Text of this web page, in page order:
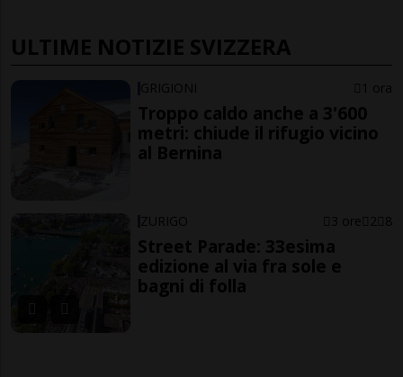
ULTIME NOTIZIE SVIZZERA
GRIGIONI 1 ora
Troppo caldo anche a 3'600
metri: chiude il rifugio vicino
al Bernina
ZURIGO 3 ore 2 8
Street Parade: 33esima
edizione al via fra sole e
bagni di folla